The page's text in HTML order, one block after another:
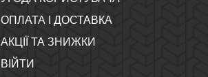
ОПЛАТА І ДОСТАВКА
АКЦІЇ ТА ЗНИЖКИ
ВІЙТИ